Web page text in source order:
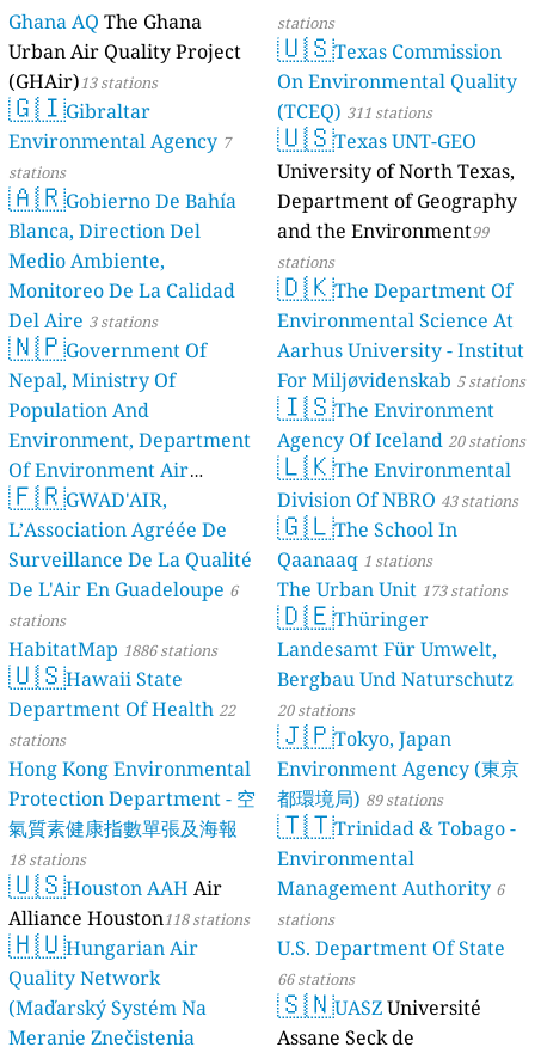
Ghana AQ The Ghana
Urban Air Quality Project
(GHAir)13 stations
🇬🇮Gibraltar
Environmental Agency 7
stations
🇦🇷Gobierno De Bahía
Blanca, Direction Del
Medio Ambiente,
Monitoreo De La Calidad
Del Aire 3 stations
🇳🇵Government Of
Nepal, Ministry Of
Population And
Environment, Department
Of Environment Air
Quality Monitoring
stations
🇫🇷GWAD'AIR,
L’Association Agréée De
Surveillance De La Qualité
De L'Air En Guadeloupe 6
stations
HabitatMap 1886 stations
🇺🇸Hawaii State
Department Of Health 22
stations
Hong Kong Environmental
Protection Department - 空
氣質素健康指數單張及海報
18 stations
🇺🇸Houston AAH Air
Alliance Houston118 stations
🇭🇺Hungarian Air
Quality Network
(Maďarský Systém Na
Meranie Znečistenia
stations
🇺🇸Texas Commission
On Environmental Quality
(TCEQ) 311 stations
🇺🇸Texas UNT-GEO
University of North Texas,
Department of Geography
and the Environment99
stations
🇩🇰The Department Of
Environmental Science At
Aarhus University - Institut
For Miljøvidenskab 5 stations
🇮🇸The Environment
Agency Of Iceland 20 stations
🇱🇰The Environmental
Division Of NBRO 43 stations
🇬🇱The School In
Qaanaaq 1 stations
The Urban Unit 173 stations
🇩🇪Thüringer
Landesamt Für Umwelt,
Bergbau Und Naturschutz
20 stations
🇯🇵Tokyo, Japan
Environment Agency (東京
都環境局) 89 stations
🇹🇹Trinidad & Tobago -
Environmental
Management Authority 6
stations
U.S. Department Of State
66 stations
🇸🇳UASZUniversité
Assane Seck de